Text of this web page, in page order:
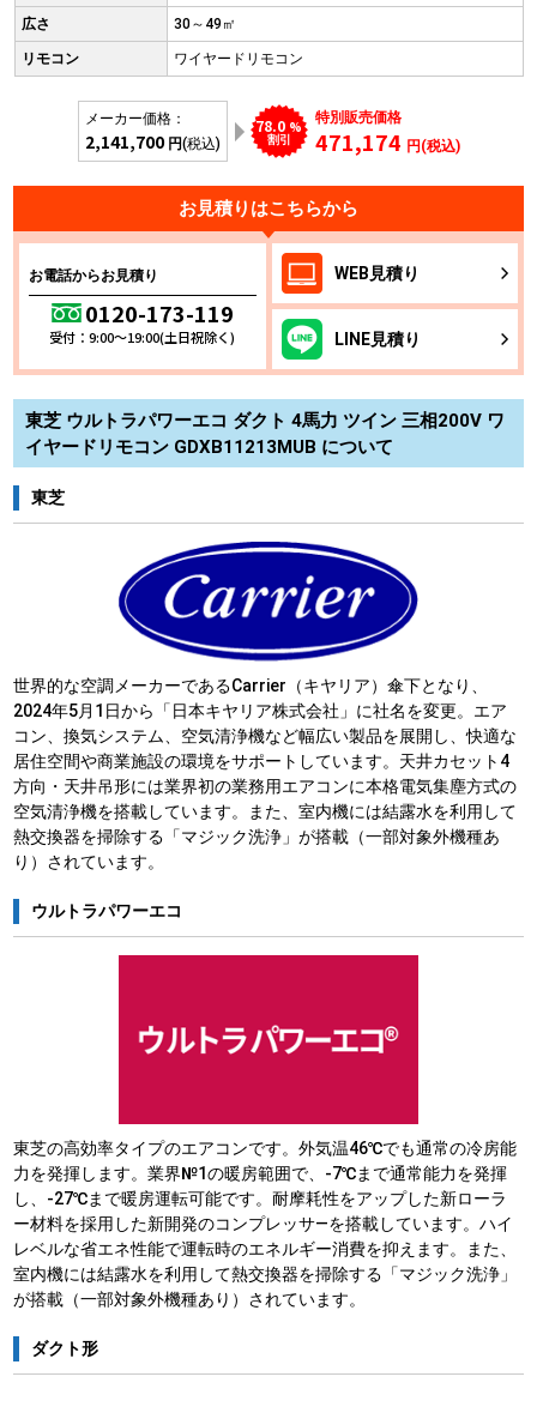
広さ 30～49㎡
リモコン ワイヤードリモコン
メーカー価格：
2,141,700 円(税込)
78.0 %
割引
特別販売価格
471,174 円(税込)
お見積りはこちらから
お電話からお見積り
0120-173-119
受付：9:00～19:00(土日祝除く)
WEB 見積り
LINE見積り
東芝 ウルトラパワーエコ ダクト 4馬力 ツイン 三相200V ワ
イヤードリモコン GDXB11213MUB について
東芝
世界的な空調メーカーであるCarrier（キヤリア）傘下となり、
2024年5月1日から「日本キヤリア株式会社」に社名を変更。エア
コン、換気システム、空気清浄機など幅広い製品を展開し、快適な
居住空間や商業施設の環境をサポートしています。天井カセット4
方向・天井吊形には業界初の業務用エアコンに本格電気集塵方式の
空気清浄機を搭載しています。また、室内機には結露水を利用して
熱交換器を掃除する「マジック洗浄」が搭載（一部対象外機種あ
り）されています。
ウルトラパワーエコ
東芝の高効率タイプのエアコンです。外気温46℃でも通常の冷房能
力を発揮します。業界№1の暖房範囲で、-7℃まで通常能力を発揮
し、-27℃まで暖房運転可能です。耐摩耗性をアップした新ローラ
ー材料を採用した新開発のコンプレッサ―を搭載しています。ハイ
レベルな省エネ性能で運転時のエネルギー消費を抑えます。また、
室内機には結露水を利用して熱交換器を掃除する「マジック洗浄」
が搭載（一部対象外機種あり）されています。
ダクト形